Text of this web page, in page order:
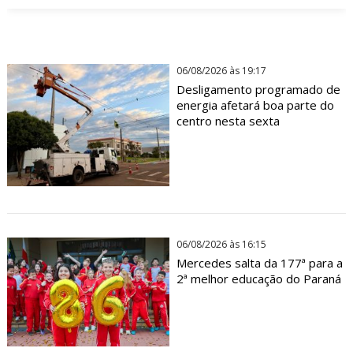
06/08/2026 às 19:17
Desligamento programado de
energia afetará boa parte do
centro nesta sexta
06/08/2026 às 16:15
Mercedes salta da 177ª para a
2ª melhor educação do Paraná